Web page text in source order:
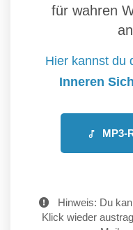
für wahren
Hier kannst du
Inneren
MP3-
Hinweis: Du
Klick wieder